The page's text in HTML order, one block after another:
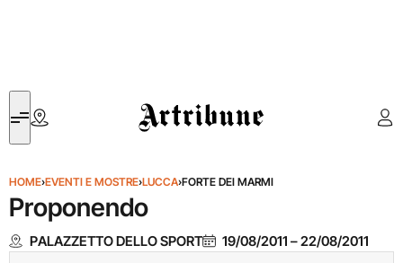
Artribune
HOME›EVENTI E MOSTRE›LUCCA›FORTE DEI MARMI
Proponendo
PALAZZETTO DELLO SPORT 19/08/2011 –22/08/2011